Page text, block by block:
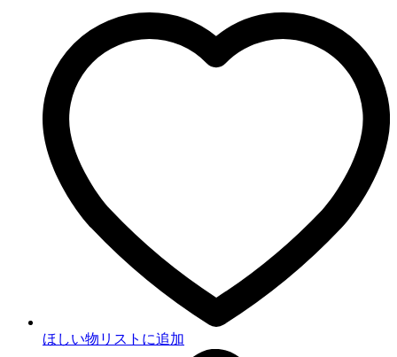
ほしい物リストに追加